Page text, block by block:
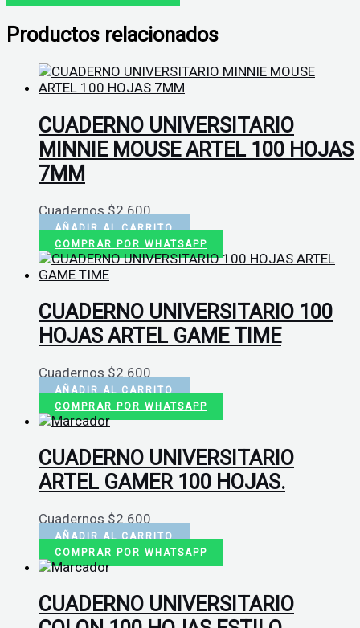
Productos relacionados
CUADERNO UNIVERSITARIO
MINNIE MOUSE ARTEL 100 HOJAS
7MM
Cuadernos $2.600
AÑADIR AL CARRITO
COMPRAR POR WHATSAPP
CUADERNO UNIVERSITARIO 100
HOJAS ARTEL GAME TIME
Cuadernos $2.600
AÑADIR AL CARRITO
COMPRAR POR WHATSAPP
CUADERNO UNIVERSITARIO
ARTEL GAMER 100 HOJAS.
Cuadernos$2.600
AÑADIR AL CARRITO
COMPRAR POR WHATSAPP
CUADERNO UNIVERSITARIO